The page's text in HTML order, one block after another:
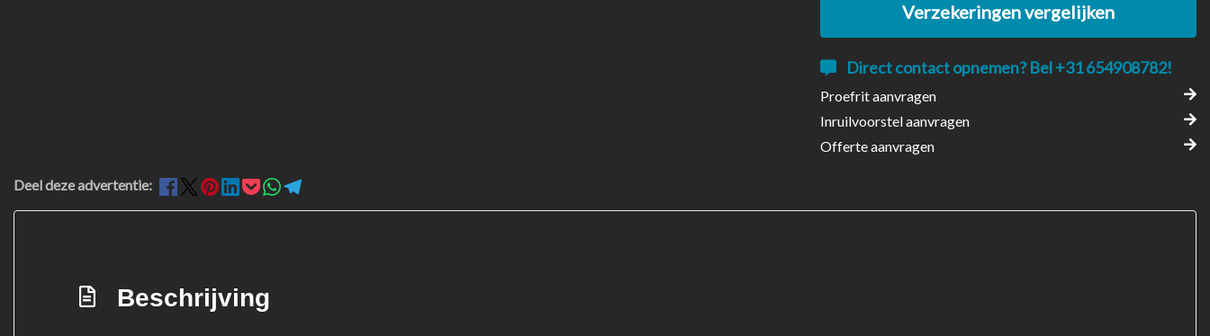
Verzekeringen vergelijken
Direct contact opnemen? Bel +31 654908782!
Proefrit aanvragen
Inruilvoorstel aanvragen
Offerte aanvragen
Deel deze advertentie:
Beschrijving